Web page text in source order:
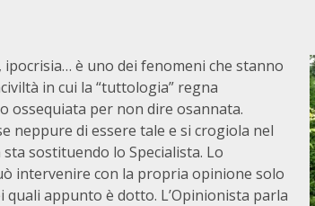
è uno dei fenomeni che stanno
in cui la “tuttologia” regna
ossequiata per non dire osannata.
neppure di essere tale e si crogiola nel
sostituendo lo Specialista. Lo
intervenire con la propria opinione solo
quali appunto è dotto. L’Opinionista parla